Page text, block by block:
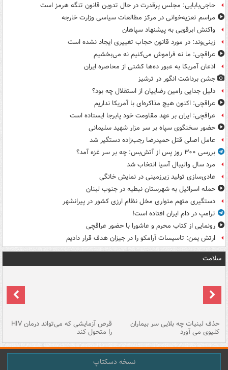
حاجی‌بابایی: مجلس پرقدرت در حال تدوین قانون تنگه هرمز است
مراسم تعزیه‌خوانی در مرکز مطالعات سیاسی وزارت خارجه
واکنش ابرقویی به پیشنهاد سپاهان
زینی‌وند: در مورد قانون حجاب تغییری ایجاد نشده است
عراقچی: ما نه فراموش می‌کنیم نه می‌بخشیم
اذعان آمریکا به عبور ده‌ها کشتی از محاصره ایران
جشن برداشت انگور در ترشیز
دلیل جدایی رامین رضاییان از استقلال چه بود؟
عراقچی: اکنون هیچ مذاکره‌ای با آمریکا نداریم
عراقچی: ایران بر عهد مقاومت خود پابرجا ایستاده است
حضور سخنگوی سپاه بر سر مزار شهید سلیمانی
عامل اصلی قتل حمیدرضا رجب‌زاده دستگیر شد
بررسی ۳۰۰ روز پس از آتش‌بس: چه بر سر غزه آمد؟
مرد سال والیبال آسیا انتخاب شد
عادی‌سازی تولید زیرزمینی در نمایش خانگی
حمله اسرائیل به شهرستان نبطیه در جنوب لبنان
دستگیری متهم متواری مخل نظام ارزی کشور در پیرانشهر
ترامپ در دام ایران افتاده است!
رونمایی از کتاب محرم و عاشورا با حضور عراقچی
ارتش یمن: تاسیسات آرامکو را در جیزان هدف قرار دادیم
سلامت
حذف لبنیات چه بلایی سر بیماران
کلیوی می آورد
قرص آزمایشی که می‌تواند درمان HIV
را متحول کند
نسخه دسکتاپ